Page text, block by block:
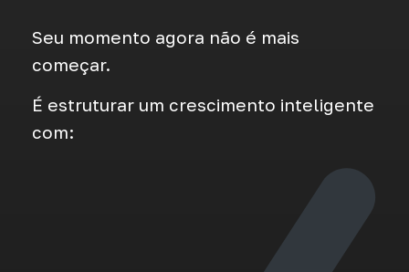
Seu momento agora não é mais
começar.
É estruturar um crescimento inteligente
com: